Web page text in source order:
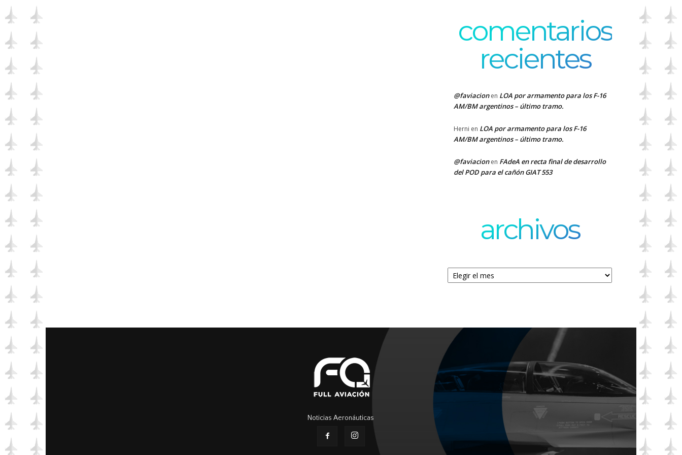
comentarios
recientes
@faviacionen LOA por armamento para los F-16
AM/BM argentinos – último tramo.
Herni en LOA por armamento para los F-16
AM/BM argentinos – último tramo.
@faviacionen FAdeA en recta final de desarrollo
del POD para el cañón GIAT 553
archivos
Archivos
Noticias Aeronáuticas